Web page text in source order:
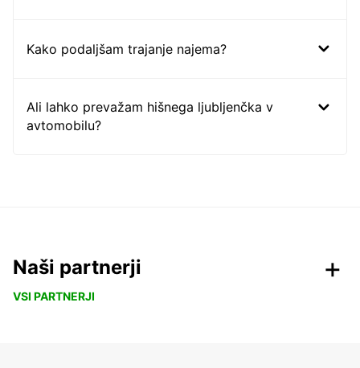
Kako podaljšam trajanje najema?
Ali lahko prevažam hišnega ljubljenčka v
avtomobilu?
Naši partnerji
VSI PARTNERJI